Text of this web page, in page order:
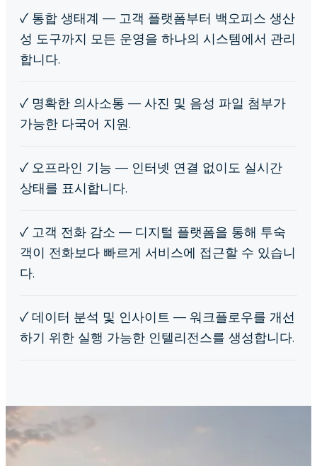
✓ 통합 생태계 — 고객 플랫폼부터 백오피스 생산
성 도구까지 모든 운영을 하나의 시스템에서 관리
합니다.
✓ 명확한 의사소통 — 사진 및 음성 파일 첨부가
가능한 다국어 지원.
✓ 오프라인 기능 — 인터넷 연결 없이도 실시간
상태를 표시합니다.
✓ 고객 전화 감소 — 디지털 플랫폼을 통해 투숙
객이 전화보다 빠르게 서비스에 접근할 수 있습니
다.
✓ 데이터 분석 및 인사이트 — 워크플로우를 개선
하기 위한 실행 가능한 인텔리전스를 생성합니다.